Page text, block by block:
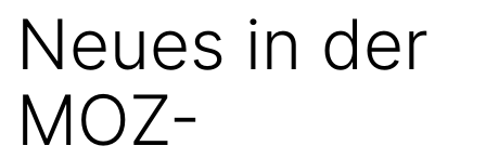
Neues in der
MOZ-